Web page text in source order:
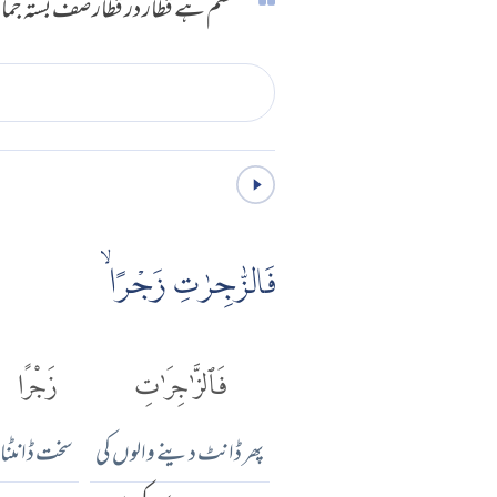
قسم ہے قطار در قطار صف بستہ
فَالزّٰجِرٰتِ زَجْرًا ۙ
فَٱلزَّٰجِرَٰتِ
پھر ڈانٹ دینے والوں کی
زَجْرًا
سخت ڈانٹنا